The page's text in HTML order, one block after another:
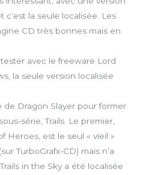
c’est la seule localisée. Les
CD très bonnes mais en
avec le freeware Lord
la seule version localisée
Dragon Slayer pour former
série, Trails. Le premier,
Heroes, est le seul « vieil »
TurboGrafx-CD) mais n’a
in the Sky a été localisée